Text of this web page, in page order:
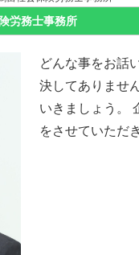
労務士事務所
どんな事をお話
決してありませ
いきましょう。
をさせていただ